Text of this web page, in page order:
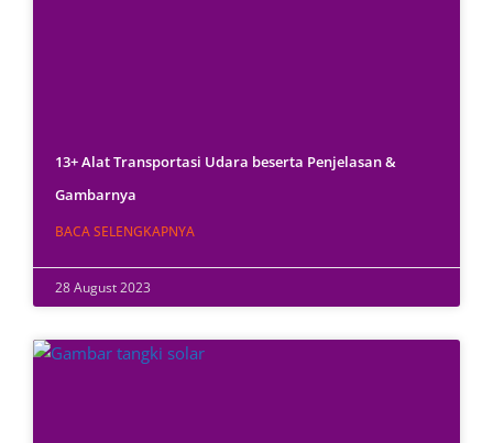
13+ Alat Transportasi Udara beserta Penjelasan &
Gambarnya
BACA SELENGKAPNYA
28 August 2023